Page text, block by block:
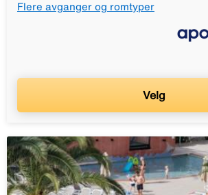
Flere avganger og romtyper
Velg